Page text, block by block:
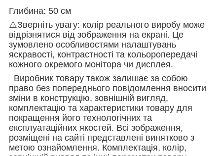
Глибина: 50 cм
⚠️Зверніть увагу: колір реального виробу може
відрізнятися від зображення на екрані. Це
зумовлено особливостями налаштувань
яскравості, контрастності та кольоропередачі
кожного окремого монітора чи дисплея.
Виробник товару також залишає за собою
право без попереднього повідомлення вносити
зміни в конструкцію, зовнішній вигляд,
комплектацію та характеристики товару для
покращення його технологічних та
експлуатаційних якостей. Всі зображення,
розміщені на сайті представлені винятково з
метою ознайомлення. Комплектація, колір,